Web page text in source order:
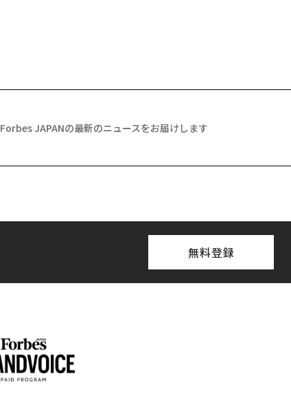
Forbes JAPANの最新のニュースをお届けします
無料登録